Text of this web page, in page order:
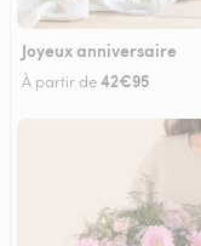
Joyeux anniversaire
À partir de42€95